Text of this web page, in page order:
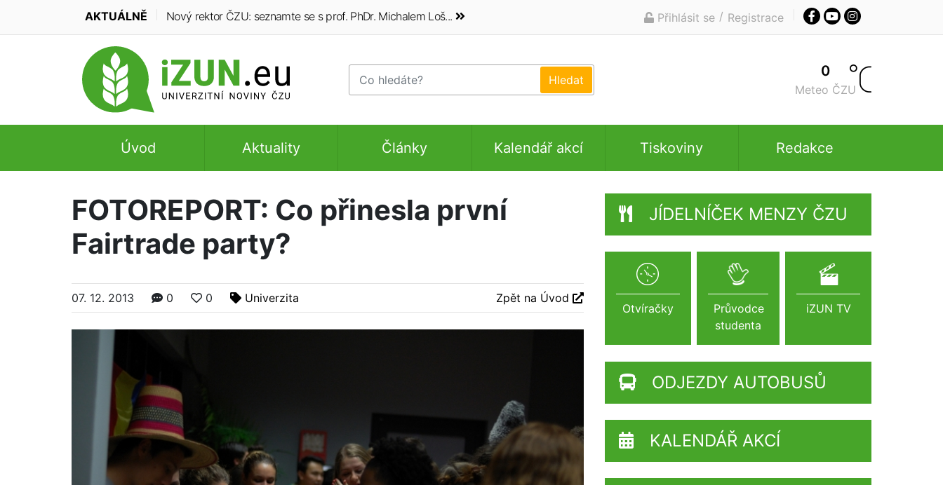
AKTUÁLNĚ Nový rektor ČZU: seznamte se s prof. PhDr. Michalem Loš... Přihlásit se / Registrace
0
Meteo ČZU
Úvod Aktuality Články Kalendář akcí Tiskoviny Redakce
FOTOREPORT: Co přinesla první
Fairtrade party?
07. 12. 2013 0 0 Univerzita Zpět na Úvod
JÍDELNÍČEK MENZY ČZU
Otvíračky
Průvodce
studenta
iZUN TV
ODJEZDY AUTOBUSŮ
KALENDÁŘ AKCÍ